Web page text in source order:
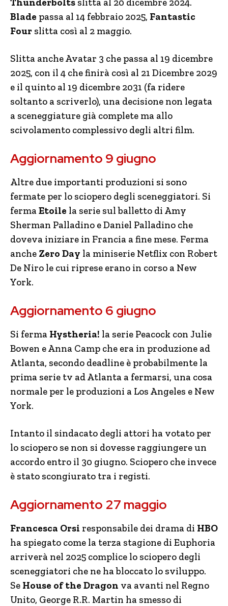
Blade passa al 14 febbraio 2025, Fantastic
Four slitta così al 2 maggio.
Slitta anche Avatar 3 che passa al 19 dicembre
2025, con il 4 che finirà così al 21 Dicembre 2029
e il quinto al 19 dicembre 2031 (fa ridere
soltanto a scriverlo), una decisione non legata
a sceneggiature già complete ma allo
scivolamento complessivo degli altri film.
Aggiornamento 9 giugno
Altre due importanti produzioni si sono
fermate per lo sciopero degli sceneggiatori. Si
fermaEtoile la serie sul balletto di Amy
Sherman Palladino e Daniel Palladino che
doveva iniziare in Francia a fine mese. Ferma
anche Zero Day la miniserie Netflix con Robert
De Niro le cui riprese erano in corso a New
York.
Aggiornamento 6 giugno
Si ferma Hystheria! la serie Peacock con Julie
Bowen e Anna Camp che era in produzione ad
Atlanta, secondo deadline è probabilmente la
prima serie tv ad Atlanta a fermarsi, una cosa
normale per le produzioni a Los Angeles e New
York.
Intanto il sindacato degli attori ha votato per
lo sciopero se non si dovesse raggiungere un
accordo entro il 30 giugno. Sciopero che invece
è stato scongiurato tra i registi.
Aggiornamento 27 maggio
Francesca Orsi responsabile dei drama di HBO
ha spiegato come la terza stagione di Euphoria
arriverà nel 2025 complice lo sciopero degli
sceneggiatori che ne ha bloccato lo sviluppo.
Se House of the Dragon va avanti nel Regno
Unito, George R.R. Martin ha smesso di